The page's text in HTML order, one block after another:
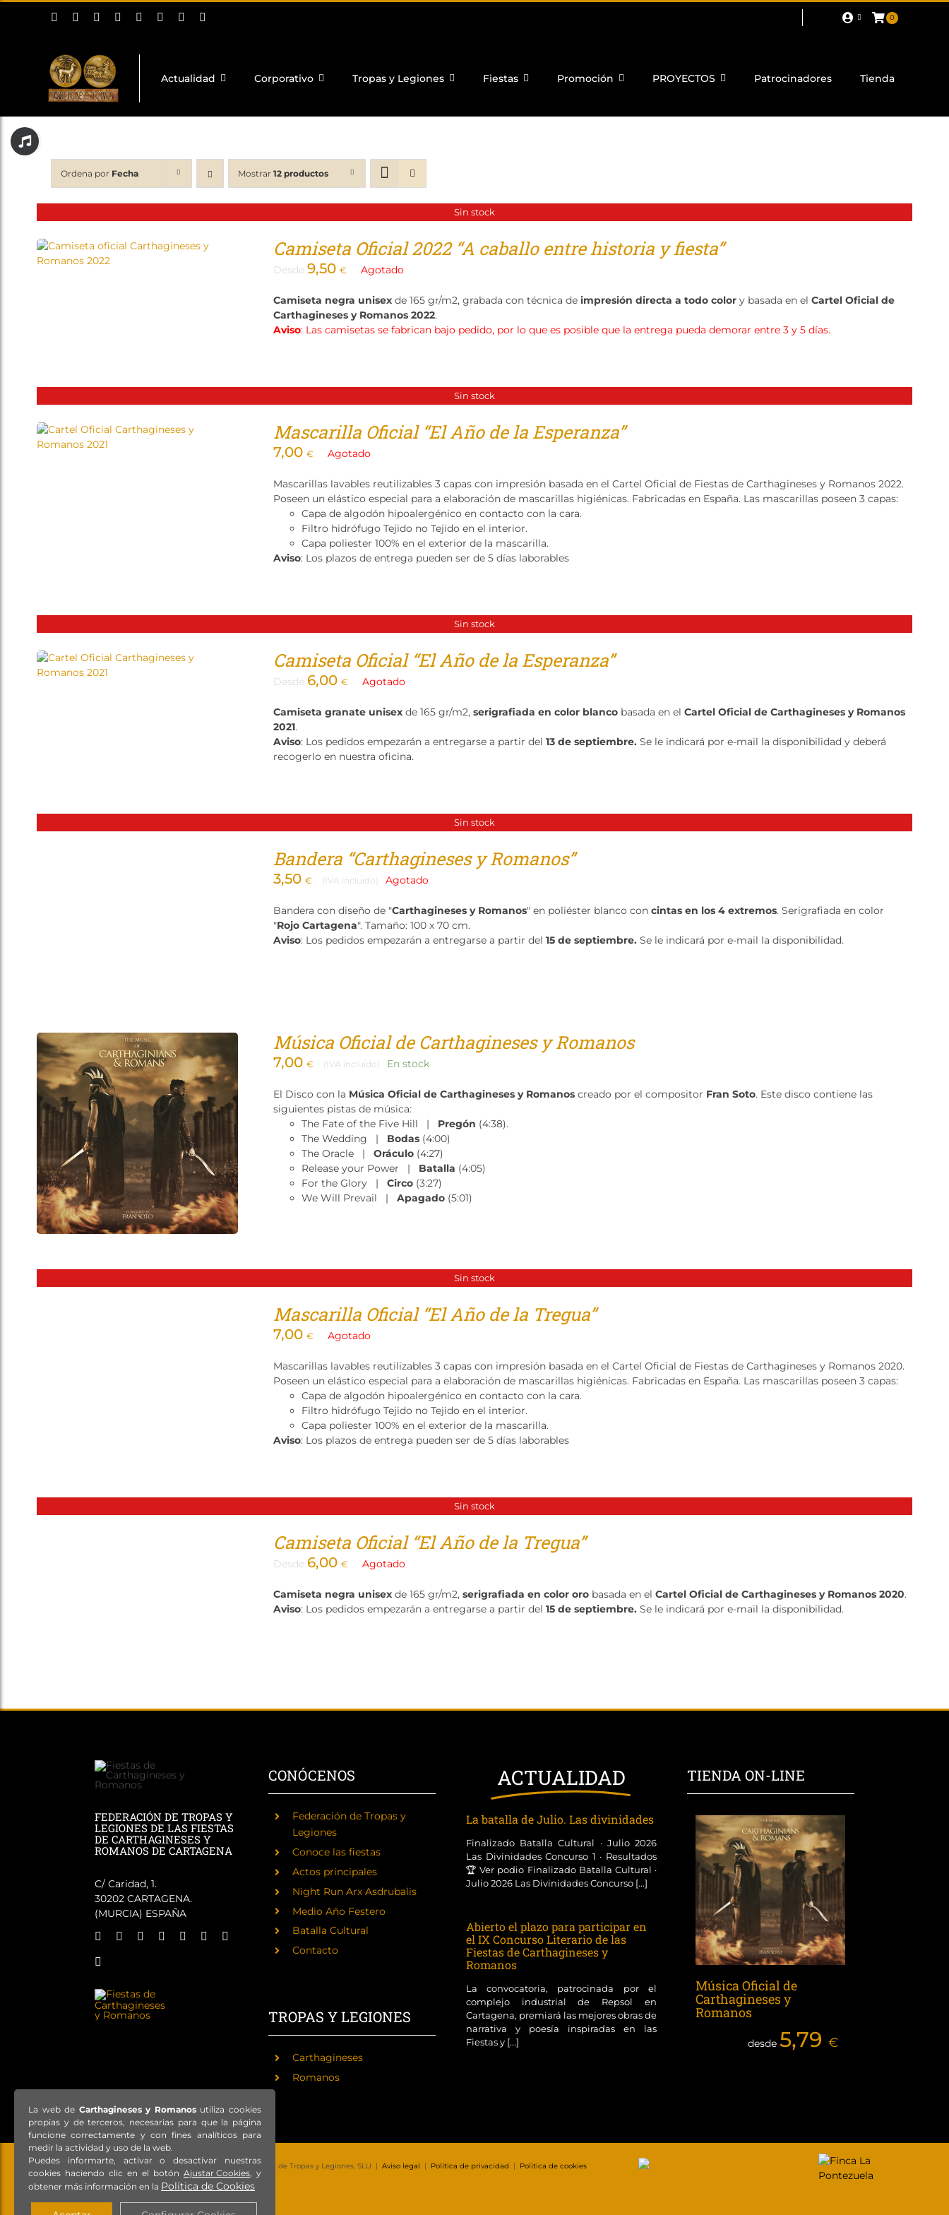
Saltar
0
Actualidad Corporativo Tropas y Legiones Fiestas Promoción PROYECTOS Patrocinadores Tienda
Ordena por Fecha Mostrar 12 productos
Sin stock
Camiseta Oficial 2022 “A caballo entre historia y fiesta”
Desde 9,50 € Agotado
Camiseta negra unisexde 165 gr/m2, grabada con técnica de impresión directa a todo colory basada en el Cartel Oficial de
Carthagineses y Romanos 2022.
Aviso: Las camisetas se fabrican bajo pedido, por lo que es posible que la entrega pueda demorar entre 3 y 5 días.
Sin stock
Mascarilla Oficial “El Año de la Esperanza”
7,00 € Agotado
Mascarillas lavables reutilizables 3 capas con impresión basada en el Cartel Oficial de Fiestas de Carthagineses y Romanos 2022.
Poseen un elástico especial para a elaboración de mascarillas higiénicas. Fabricadas en España. Las mascarillas poseen 3 capas:
Capa de algodón hipoalergénico en contacto con la cara.
Filtro hidrófugo Tejido no Tejido en el interior.
Capa poliester 100% en el exterior de la mascarilla.
Aviso: Los plazos de entrega pueden ser de 5 días laborables
Sin stock
Camiseta Oficial “El Año de la Esperanza”
Desde 6,00 € Agotado
Camiseta granate unisexde 165 gr/m2, serigrafiada en color blancobasada en el Cartel Oficial de Carthagineses y Romanos
2021.
Aviso: Los pedidos empezarán a entregarse a partir del 13 de septiembre. Se le indicará por e-mail la disponibilidad y deberá
recogerlo en nuestra oficina.
Sin stock
Bandera “Carthagineses y Romanos”
3,50 € (IVA incluido) Agotado
Bandera con diseño de "Carthagineses y Romanos" en poliéster blanco con cintas en los 4 extremos. Serigrafiada en color
"Rojo Cartagena". Tamaño: 100 x 70 cm.
Aviso: Los pedidos empezarán a entregarse a partir del 15 de septiembre. Se le indicará por e-mail la disponibilidad.
Música Oficial de Carthagineses y Romanos
7,00 € (IVA incluido) En stock
El Disco con la Música Oficial de Carthagineses y Romanoscreado por el compositor Fran Soto. Este disco contiene las
siguientes pistas de música:
The Fate of the Five Hill | Pregón (4:38).
The Wedding | Bodas(4:00)
The Oracle | Oráculo(4:27)
Release your Power | Batalla (4:05)
For the Glory | Circo(3:27)
We Will Prevail | Apagado(5:01)
Sin stock
Mascarilla Oficial “El Año de la Tregua”
7,00 € Agotado
Mascarillas lavables reutilizables 3 capas con impresión basada en el Cartel Oficial de Fiestas de Carthagineses y Romanos 2020.
Poseen un elástico especial para a elaboración de mascarillas higiénicas. Fabricadas en España. Las mascarillas poseen 3 capas:
Capa de algodón hipoalergénico en contacto con la cara.
Filtro hidrófugo Tejido no Tejido en el interior.
Capa poliester 100% en el exterior de la mascarilla.
Aviso: Los plazos de entrega pueden ser de 5 días laborables
Sin stock
Camiseta Oficial “El Año de la Tregua”
Desde 6,00 € Agotado
Camiseta negra unisexde 165 gr/m2, serigrafiada en color orobasada en el Cartel Oficial de Carthagineses y Romanos 2020.
Aviso: Los pedidos empezarán a entregarse a partir del 15 de septiembre. Se le indicará por e-mail la disponibilidad.
FEDERACIÓN DE TROPAS Y
LEGIONES DE LAS FIESTAS
DE CARTHAGINESES Y
ROMANOS DE CARTAGENA
C/ Caridad, 1.
30202 CARTAGENA.
(MURCIA) ESPAÑA
CONÓCENOS
Federación de Tropas y
Legiones
Conoce las fiestas
Actos principales
Night Run Arx Asdrubalis
Medio Año Festero
Batalla Cultural
Contacto
TROPAS Y LEGIONES
Carthagineses
Romanos
ACTUALIDAD
La batalla de Julio. Las divinidades
Finalizado Batalla Cultural · Julio 2026
Las Divinidades Concurso 1 · Resultados
🏆 Ver podio Finalizado Batalla Cultural ·
Julio 2026 Las Divinidades Concurso [...]
Abierto el plazo para participar en
el IX Concurso Literario de las
Fiestas de Carthagineses y
Romanos
La convocatoria, patrocinada por el
complejo industrial de Repsol en
Cartagena, premiará las mejores obras de
narrativa y poesía inspiradas en las
Fiestas y [...]
TIENDA ON-LINE
Música Oficial de
Carthagineses y
Romanos
desde5,79€
© Copyright 2021 – Todos los derechos reservados – Federación de Tropas y Legiones, SLU | Aviso legal | Política de privacidad | Política de cookies
Toggle
Sliding
La web de Carthagineses y Romanosutiliza cookies
propias y de terceros, necesarias para que la página
funcione correctamente y con fines analíticos para
medir la actividad y uso de la web.
Puedes informarte, activar o desactivar nuestras
cookies haciendo clic en el botón Ajustar Cookies, y
obtener más información en la Política de Cookies